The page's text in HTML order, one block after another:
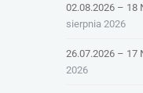
02.08.2026 – 18
sierpnia 2026
26.07.2026 – 17
2026